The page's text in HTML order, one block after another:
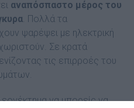
αναπόσπαστο μέρος του
. Πολλά τα
ψαρέψει με ηλεκτρική
Σε κρατά
τις επιρροές του
να μπορείς να